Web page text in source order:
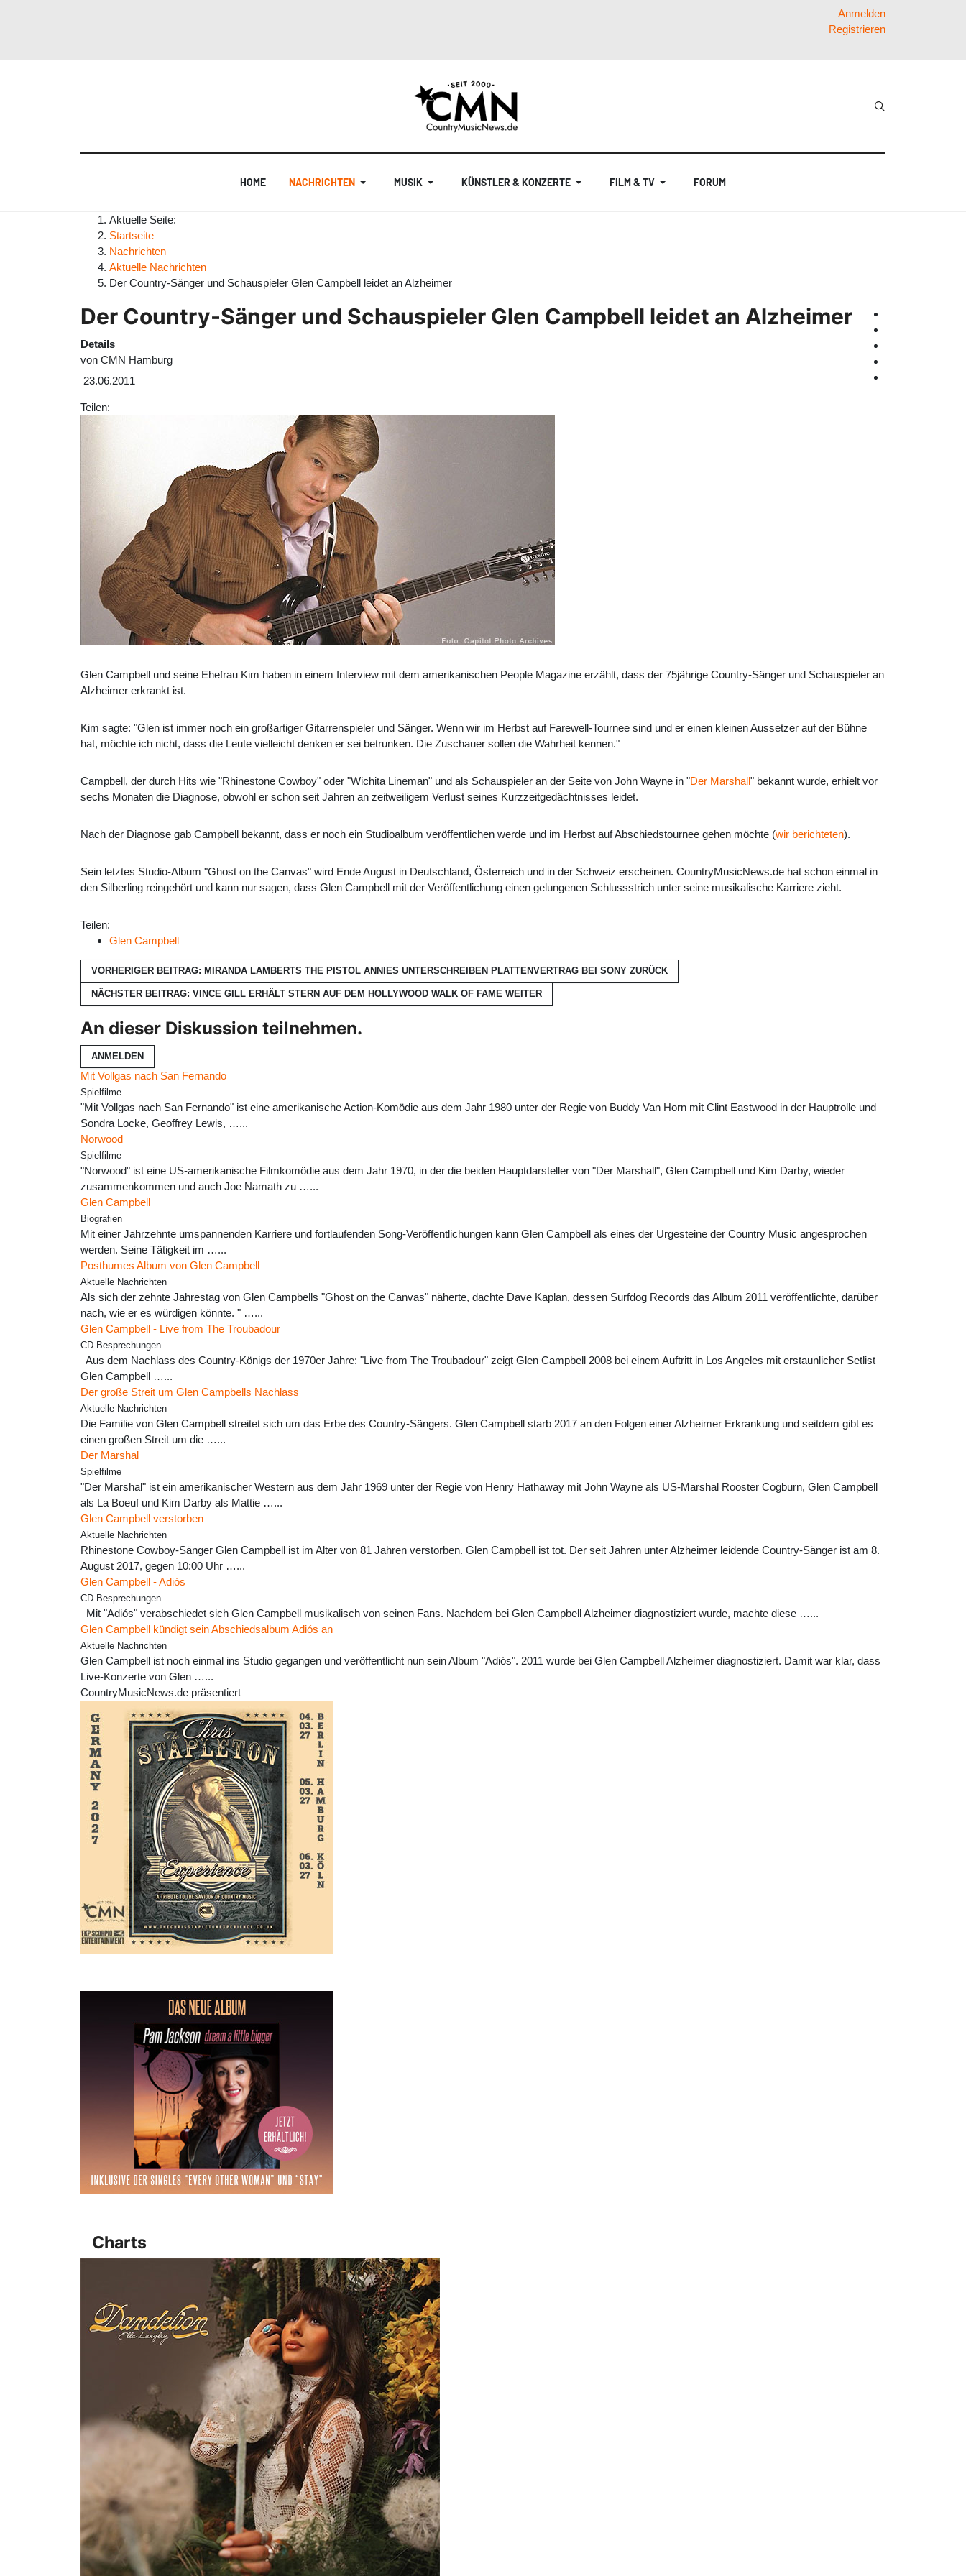
Anmelden
Registrieren
HOME NACHRICHTEN MUSIK KÜNSTLER & KONZERTE FILM & TV FORUM
Aktuelle Seite:
Startseite
Nachrichten
Aktuelle Nachrichten
Der Country-Sänger und Schauspieler Glen Campbell leidet an Alzheimer
Der Country-Sänger und Schauspieler Glen Campbell leidet an Alzheimer
Details
von CMN Hamburg
23.06.2011
Teilen:
Glen Campbell und seine Ehefrau Kim haben in einem Interview mit dem amerikanischen People Magazine erzählt, dass der 75jährige Country-Sänger und Schauspieler an
Alzheimer erkrankt ist.
Kim sagte: "Glen ist immer noch ein großartiger Gitarrenspieler und Sänger. Wenn wir im Herbst auf Farewell-Tournee sind und er einen kleinen Aussetzer auf der Bühne
hat, möchte ich nicht, dass die Leute vielleicht denken er sei betrunken. Die Zuschauer sollen die Wahrheit kennen."
Campbell, der durch Hits wie "Rhinestone Cowboy" oder "Wichita Lineman" und als Schauspieler an der Seite von John Wayne in "Der Marshall " bekannt wurde, erhielt vor
sechs Monaten die Diagnose, obwohl er schon seit Jahren an zeitweiligem Verlust seines Kurzzeitgedächtnisses leidet.
Nach der Diagnose gab Campbell bekannt, dass er noch ein Studioalbum veröffentlichen werde und im Herbst auf Abschiedstournee gehen möchte (wir berichteten).
Sein letztes Studio-Album "Ghost on the Canvas" wird Ende August in Deutschland, Österreich und in der Schweiz erscheinen. CountryMusicNews.de hat schon einmal in
den Silberling reingehört und kann nur sagen, dass Glen Campbell mit der Veröffentlichung einen gelungenen Schlussstrich unter seine musikalische Karriere zieht.
Teilen:
Glen Campbell
VORHERIGER BEITRAG: MIRANDA LAMBERTS THE PISTOL ANNIES UNTERSCHREIBEN PLATTENVERTRAG BEI SONY ZURÜCK
NÄCHSTER BEITRAG: VINCE GILL ERHÄLT STERN AUF DEM HOLLYWOOD WALK OF FAME WEITER
An dieser Diskussion teilnehmen.
ANMELDEN
Mit Vollgas nach San Fernando
Spielfilme
"Mit Vollgas nach San Fernando" ist eine amerikanische Action-Komödie aus dem Jahr 1980 unter der Regie von Buddy Van Horn mit Clint Eastwood in der Hauptrolle und
Sondra Locke, Geoffrey Lewis, …...
Norwood
Spielfilme
"Norwood" ist eine US-amerikanische Filmkomödie aus dem Jahr 1970, in der die beiden Hauptdarsteller von "Der Marshall", Glen Campbell und Kim Darby, wieder
zusammenkommen und auch Joe Namath zu …...
Glen Campbell
Biografien
Mit einer Jahrzehnte umspannenden Karriere und fortlaufenden Song-Veröffentlichungen kann Glen Campbell als eines der Urgesteine der Country Music angesprochen
werden. Seine Tätigkeit im …...
Posthumes Album von Glen Campbell
Aktuelle Nachrichten
Als sich der zehnte Jahrestag von Glen Campbells "Ghost on the Canvas" näherte, dachte Dave Kaplan, dessen Surfdog Records das Album 2011 veröffentlichte, darüber
nach, wie er es würdigen könnte. " …...
Glen Campbell - Live from The Troubadour
CD Besprechungen
Aus dem Nachlass des Country-Königs der 1970er Jahre: "Live from The Troubadour" zeigt Glen Campbell 2008 bei einem Auftritt in Los Angeles mit erstaunlicher Setlist
Glen Campbell …...
Der große Streit um Glen Campbells Nachlass
Aktuelle Nachrichten
Die Familie von Glen Campbell streitet sich um das Erbe des Country-Sängers. Glen Campbell starb 2017 an den Folgen einer Alzheimer Erkrankung und seitdem gibt es
einen großen Streit um die …...
Der Marshal
Spielfilme
"Der Marshal" ist ein amerikanischer Western aus dem Jahr 1969 unter der Regie von Henry Hathaway mit John Wayne als US-Marshal Rooster Cogburn, Glen Campbell
als La Boeuf und Kim Darby als Mattie …...
Glen Campbell verstorben
Aktuelle Nachrichten
Rhinestone Cowboy-Sänger Glen Campbell ist im Alter von 81 Jahren verstorben. Glen Campbell ist tot. Der seit Jahren unter Alzheimer leidende Country-Sänger ist am 8.
August 2017, gegen 10:00 Uhr …...
Glen Campbell - Adiós
CD Besprechungen
Mit "Adiós" verabschiedet sich Glen Campbell musikalisch von seinen Fans. Nachdem bei Glen Campbell Alzheimer diagnostiziert wurde, machte diese …...
Glen Campbell kündigt sein Abschiedsalbum Adiós an
Aktuelle Nachrichten
Glen Campbell ist noch einmal ins Studio gegangen und veröffentlicht nun sein Album "Adiós". 2011 wurde bei Glen Campbell Alzheimer diagnostiziert. Damit war klar, dass
Live-Konzerte von Glen …...
CountryMusicNews.de präsentiert
Charts